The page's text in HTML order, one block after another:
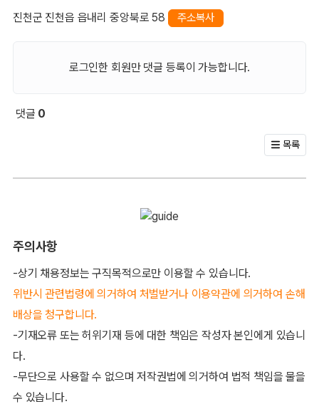
진천군 진천읍 읍내리 중앙북로 58 주소복사
로그인한 회원만 댓글 등록이 가능합니다.
댓글 0
목록
주의사항
-상기 채용정보는 구직목적으로만 이용할 수 있습니다.
위반시 관련법령에 의거하여 처벌받거나 이용약관에 의거하여 손해
배상을 청구합니다.
-기재오류 또는 허위기재 등에 대한 책임은 작성자 본인에게 있습니
다.
-무단으로 사용할 수 없으며 저작권법에 의거하여 법적 책임을 물을
수 있습니다.